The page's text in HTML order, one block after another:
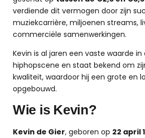
verdiende dit vermogen door zijn
muziekcarrière, miljoenen streams,
commerciële samenwerkingen.
Kevin is al jaren een vaste waarde in
hiphopscene en staat bekend om
kwaliteit, waardoor hij een grote en
opgebouwd.
Wie is Kevin?
Kevin de Gier, geboren op 22 april